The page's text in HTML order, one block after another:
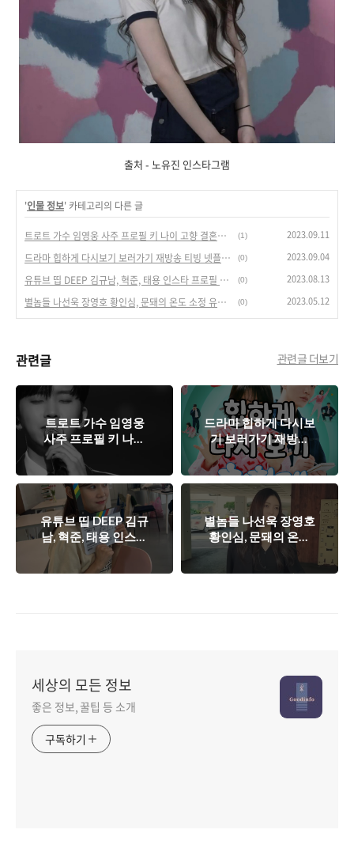
출처 - 노유진 인스타그램
'인물 정보' 카테고리의 다른 글
트로트 가수 임영웅 사주 프로필 키 나이 고향 결혼식 팬카페 미우새(미운 우리 새끼) (1) 2023.09.11
드라마 힙하게 다시보기 보러가기 재방송 티빙 넷플릭스 인물관계도 (0) 2023.09.04
유튜브 띱 DEEP 김규남, 혁준, 태용 인스타 프로필 인물정보 나이 MBTI (0) 2023.08.13
별놈들 나선욱 장영호 황인심, 문돼의 온도 소정 유진 인물정보 인스타그램 (0) 2023.05.12
관련글 관련글 더보기
트로트 가수 임영웅
사주 프로필 키 나이
고향 결혼식 팬카페
미우새(미운 우리 새
끼)
드라마 힙하게 다시보
기 보러가기 재방송
티빙 넷플릭스 인물관
계도
유튜브 띱 DEEP 김규
남, 혁준, 태용 인스타
프로필 인물정보 나이
MBTI
별놈들 나선욱 장영호
황인심, 문돼의 온도
소정 유진 인물정보
세상의 모든 정보
좋은 정보, 꿀팁 등 소개
구독하기